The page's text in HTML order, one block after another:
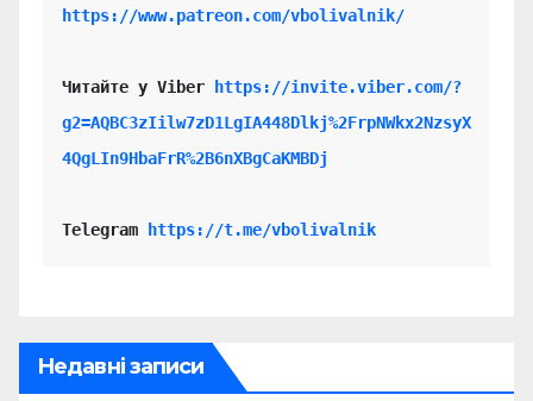
https://www.patreon.com/vbolivalnik/
Читайте у Viber
https://invite.viber.com/?
g2=AQBC3zIilw7zD1LgIA448Dlkj%2FrpNWkx2NzsyX
4QgLIn9HbaFrR%2B6nXBgCaKMBDj
Telegram https://t.me/vbolivalnik
Недавні записи